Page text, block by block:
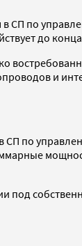
в СП по
до
и
по